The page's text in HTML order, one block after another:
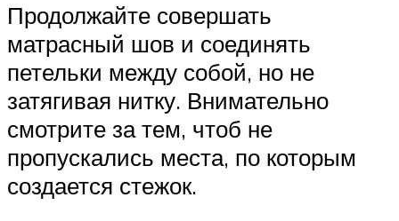
Продолжайте совершать
матрасный шов и соединять
петельки между собой, но не
затягивая нитку. Внимательно
смотрите за тем, чтоб не
пропускались места, по которым
создается стежок.